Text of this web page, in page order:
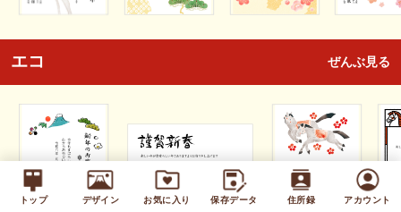
トップ デザイン お気に入り 保存データ 住所録 アカウント
エコ ぜんぶ見る